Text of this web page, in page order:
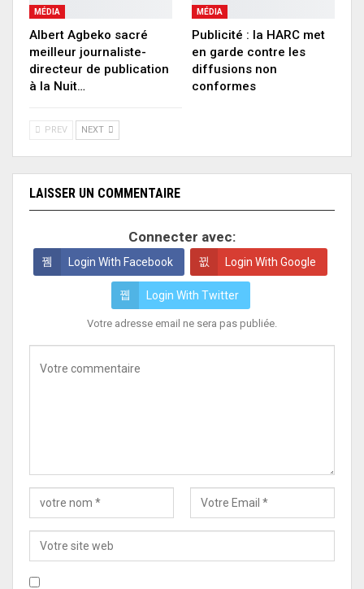
MÉDIA
Albert Agbeko sacré
meilleur journaliste-
directeur de publication
à la Nuit…
MÉDIA
Publicité : la HARC met
en garde contre les
diffusions non
conformes
PREV NEXT
LAISSER UN COMMENTAIRE
Connecter avec:
Login With Facebook Login With Google
Login With Twitter
Votre adresse email ne sera pas publiée.